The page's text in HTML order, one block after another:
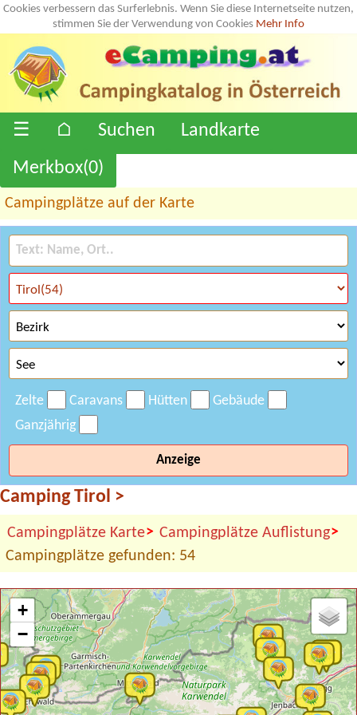
Cookies verbessern das Surferlebnis. Wenn Sie diese Internetseite nutzen,
stimmen Sie der Verwendung von Cookies Mehr Info
☰ ⌂ Suchen
Landkarte
Merkbox(0)
Campingplätze auf der Karte
Zelte Caravans Hütten
Gebäude
Ganzjährig
Anzeige
Camping Tirol >
Campingplätze Karte> Campingplätze Auflistung>
Campingplätze gefunden: 54
+
−